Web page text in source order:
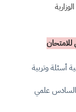
للامتحان
أسئلة وتربية